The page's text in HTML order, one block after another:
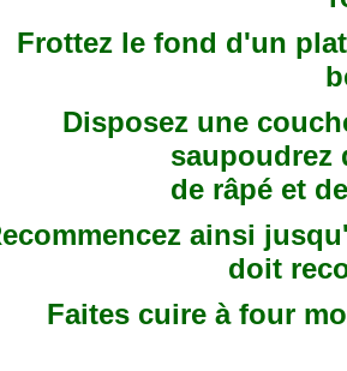
Frottez le fond d'un
Disposez une
saupoudrez
de râpé et
ainsi
doit
Faites cuire à four